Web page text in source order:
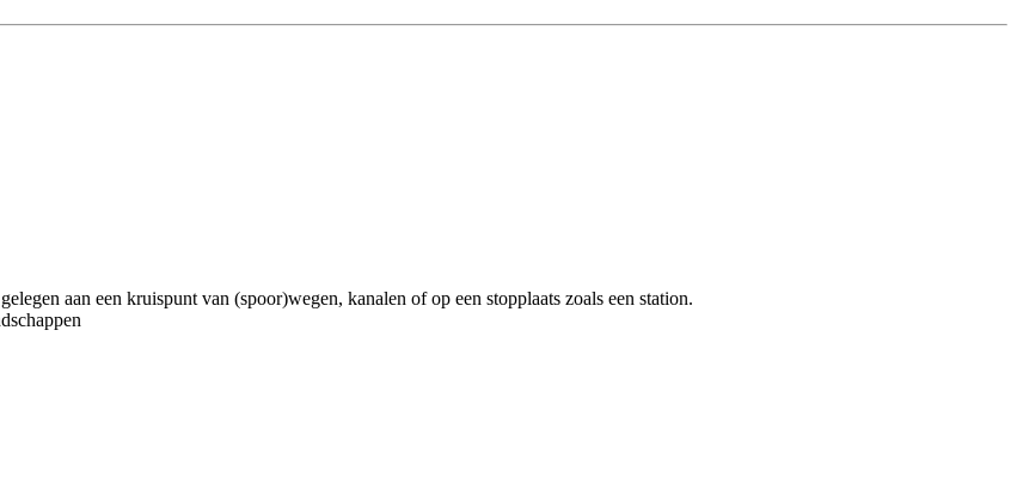
aan een kruispunt van (spoor)wegen, kanalen of op een stopplaats zoals een station.